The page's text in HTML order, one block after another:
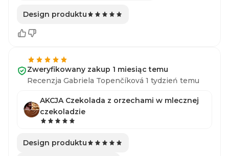
Design produktu
Zweryfikowany zakup 1 miesiąc temu
Recenzja Gabriela Topenčíková 1 tydzień temu
AKCJA Czekolada z orzechami w mlecznej
czekoladzie
Design produktu